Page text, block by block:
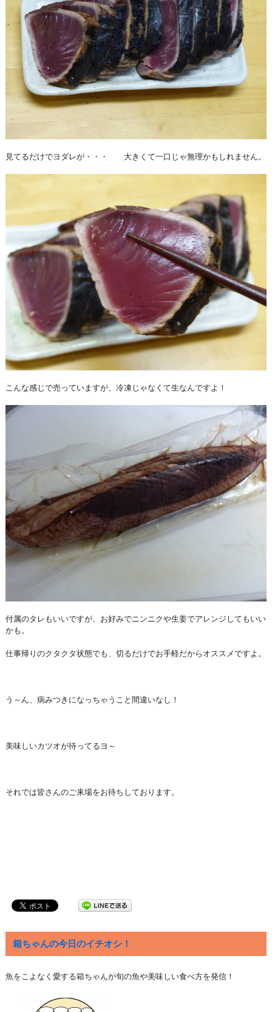
見てるだけでヨダレが・・・ 大きくて一口じゃ無理かもしれません。
こんな感じで売っていますが、冷凍じゃなくて生なんですよ！
付属のタレもいいですが、お好みでニンニクや生姜でアレンジしてもいい
かも。
仕事帰りのクタクタ状態でも、切るだけでお手軽だからオススメですよ。
う～ん、病みつきになっちゃうこと間違いなし！
美味しいカツオが待ってるヨ～
それでは皆さんのご来場をお待ちしております。
箱ちゃんの今日のイチオシ！
魚をこよなく愛する箱ちゃんが旬の魚や美味しい食べ方を発信！